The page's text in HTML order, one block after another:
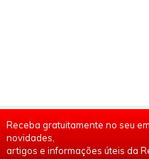
Receba gratuitamente no seu
novidades,
artigos e informações úteis da